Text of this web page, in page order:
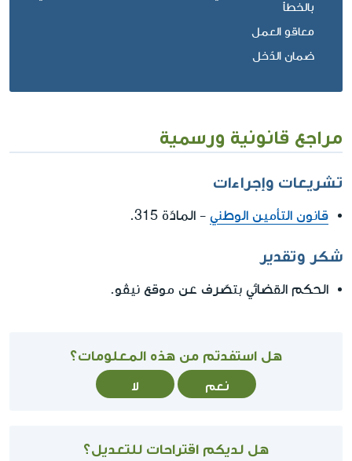
بالخطأ
معاقو العمل
ضمان الدّخل
مراجع قانونية ورسمية
تشريعات وإجراءات
قانون التأمين الوطني - المادّة 315.
شكر وتقدير
الحكم القضائي بتصّرف عن موقع نيڤو.
هل استفدتم من هذه المعلومات؟
نعم لا
هل لديكم اقتراحات للتعديل؟